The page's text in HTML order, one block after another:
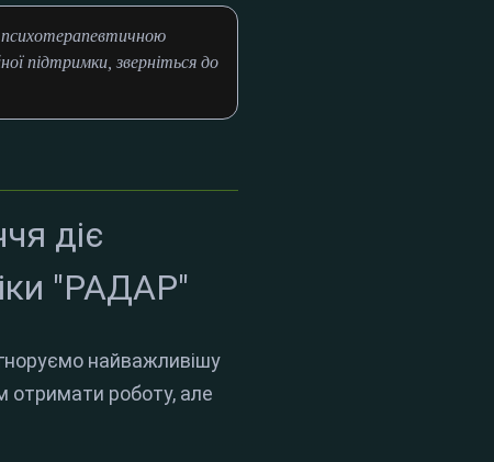
психотерапевтичною
підтримки, зверніться до
діє
"РАДАР"
найважливішу
отримати роботу, але